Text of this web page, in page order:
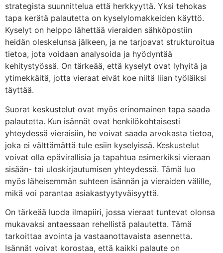
strategista suunnittelua että herkkyyttä. Yksi tehokas
tapa kerätä palautetta on kyselylomakkeiden käyttö.
Kyselyt on helppo lähettää vieraiden sähköpostiin
heidän oleskelunsa jälkeen, ja ne tarjoavat strukturoitua
tietoa, jota voidaan analysoida ja hyödyntää
kehitystyössä. On tärkeää, että kyselyt ovat lyhyitä ja
ytimekkäitä, jotta vieraat eivät koe niitä liian työläiksi
täyttää.
Suorat keskustelut ovat myös erinomainen tapa saada
palautetta. Kun isännät ovat henkilökohtaisesti
yhteydessä vieraisiin, he voivat saada arvokasta tietoa,
joka ei välttämättä tule esiin kyselyissä. Keskustelut
voivat olla epävirallisia ja tapahtua esimerkiksi vieraan
sisään- tai uloskirjautumisen yhteydessä. Tämä luo
myös läheisemmän suhteen isännän ja vieraiden välille,
mikä voi parantaa asiakastyytyväisyyttä.
On tärkeää luoda ilmapiiri, jossa vieraat tuntevat olonsa
mukavaksi antaessaan rehellistä palautetta. Tämä
tarkoittaa avointa ja vastaanottavaista asennetta.
Isännät voivat korostaa, että kaikki palaute on